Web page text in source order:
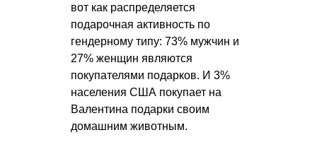
вот как распределяется
подарочная активность по
гендерному типу: 73% мужчин и
27% женщин являются
покупателями подарков. И 3%
населения США покупает на
Валентина подарки своим
домашним животным.